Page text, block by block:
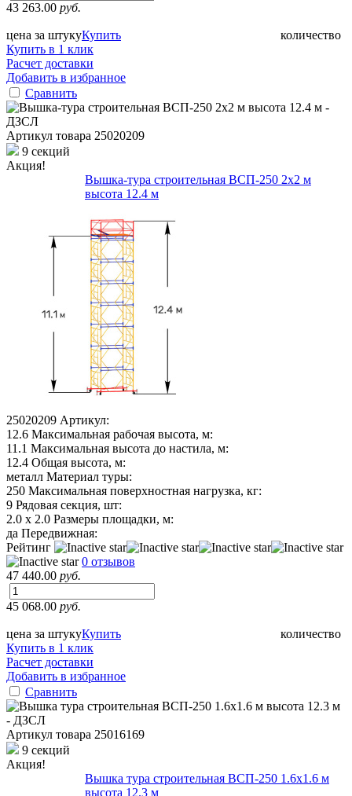
43 263.00 руб.
цена за штуку количество
Купить
Купить в 1 клик
Расчет доставки
Добавить в избранное
Сравнить
Артикул товара 25020209
9 секций
Акция!
Вышка-тура строительная ВСП-250 2х2 м
высота 12.4 м
25020209 Артикул:
12.6 Максимальная рабочая высота, м:
11.1 Максимальная высота до настила, м:
12.4 Общая высота, м:
металл Материал туры:
250 Максимальная поверхностная нагрузка, кг:
9 Рядовая секция, шт:
2.0 х 2.0 Размеры площадки, м:
да Передвижная:
Рейтинг
0 отзывов
47 440.00 руб.
45 068.00 руб.
цена за штуку количество
Купить
Купить в 1 клик
Расчет доставки
Добавить в избранное
Сравнить
Артикул товара 25016169
9 секций
Акция!
Вышка тура строительная ВСП-250 1.6х1.6 м
высота 12.3 м